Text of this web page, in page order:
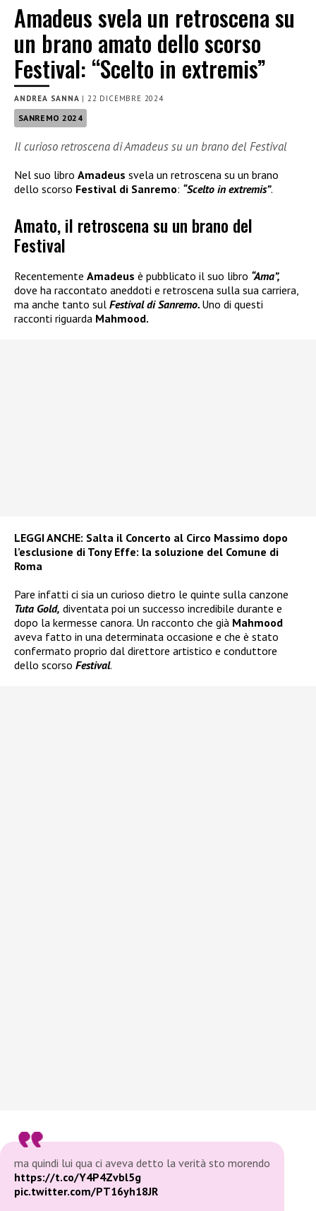
Amadeus svela un retroscena su
un brano amato dello scorso
Festival: “Scelto in extremis”
ANDREA SANNA |22 DICEMBRE 2024
SANREMO 2024
Il curioso retroscena di Amadeus su un brano del Festival
Nel suo libro Amadeus svela un retroscena su un brano
dello scorso Festival di Sanremo: “Scelto in extremis”.
Amato, il retroscena su un brano del
Festival
Recentemente Amadeus è pubblicato il suo libro “Ama”,
dove ha raccontato aneddoti e retroscena sulla sua carriera,
ma anche tanto sul Festival di Sanremo. Uno di questi
racconti riguarda Mahmood.
LEGGI ANCHE: Salta il Concerto al Circo Massimo dopo
l’esclusione di Tony Effe: la soluzione del Comune di
Roma
Pare infatti ci sia un curioso dietro le quinte sulla canzone
Tuta Gold, diventata poi un successo incredibile durante e
dopo la kermesse canora. Un racconto che già Mahmood
aveva fatto in una determinata occasione e che è stato
confermato proprio dal direttore artistico e conduttore
dello scorso Festival.
ma quindi lui qua ci aveva detto la verità sto morendo
https://t.co/Y4P4Zvbl5g
pic.twitter.com/PT16yh18JR